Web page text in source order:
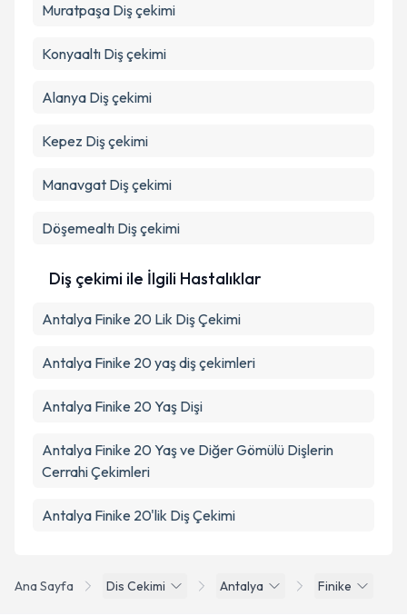
Ana Sayfa Dis Cekimi Antalya Finike
Muratpaşa Diş çekimi
Konyaaltı Diş çekimi
Alanya Diş çekimi
Kepez Diş çekimi
Manavgat Diş çekimi
Döşemealtı Diş çekimi
Diş çekimi ile İlgili Hastalıklar
Antalya Finike 20 Lik Diş Çekimi
Antalya Finike 20 yaş diş çekimleri
Antalya Finike 20 Yaş Dişi
Antalya Finike 20 Yaş ve Diğer Gömülü Dişlerin
Cerrahi Çekimleri
Antalya Finike 20'lik Diş Çekimi